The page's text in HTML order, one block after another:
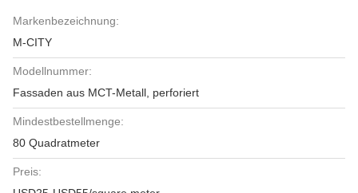
Markenbezeichnung:
M-CITY
Modellnummer:
Fassaden aus MCT-Metall, perforiert
Mindestbestellmenge:
80 Quadratmeter
Preis: